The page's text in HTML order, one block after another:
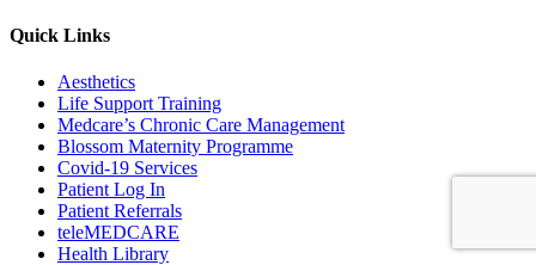
Quick Links
Aesthetics
Life Support Training
Medcare’s Chronic Care Management
Blossom Maternity Programme
Covid-19 Services
Patient Log In
Patient Referrals
teleMEDCARE
Health Library